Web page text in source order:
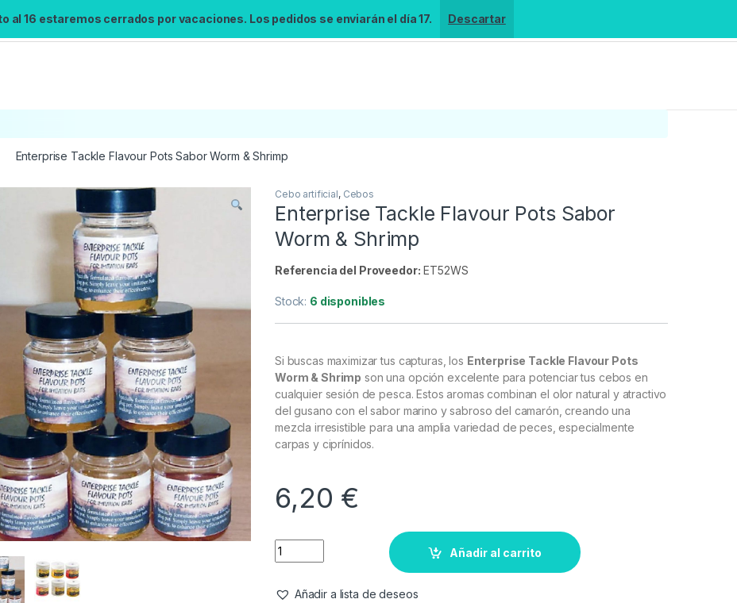
al 16 estaremos cerrados por vacaciones. Los pedidos se enviarán el día 17. Descartar
Búsqueda no disponible
No se pudo cargar el widget de búsqueda.
Inténtalo de nuevo.
Enterprise Tackle Flavour Pots Sabor Worm & Shrimp
Cebo artificial, Cebos
Enterprise Tackle Flavour Pots Sabor
Worm & Shrimp
Referencia del Proveedor: ET52WS
Stock: 6 disponibles
Si buscas maximizar tus capturas, los Enterprise Tackle Flavour Pots
Worm & Shrimp son una opción excelente para potenciar tus cebos en
cualquier sesión de pesca. Estos aromas combinan el olor natural y atractivo
del gusano con el sabor marino y sabroso del camarón, creando una
mezcla irresistible para una amplia variedad de peces, especialmente
carpas y ciprínidos.
6,20 €
Añadir al carrito
Añadir a lista de deseos